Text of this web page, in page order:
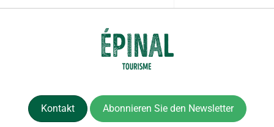
Kontakt Abonnieren Sie den Newsletter